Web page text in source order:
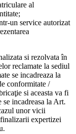
al
un service autorizat
si rezolvata în
reclamate la sediul
se incadreaza la
conformitate /
si aceasta va fi
incadreasa la Art.
unor vicii
expertizei